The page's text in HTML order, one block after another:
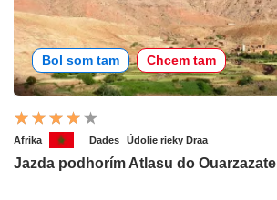
Bol som tam Chcem tam
Afrika Dades Údolie rieky Draa
Jazda podhorím Atlasu do Ouarzazate